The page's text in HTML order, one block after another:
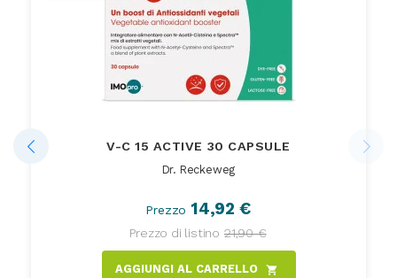
V-C 15 ACTIVE 30 CAPSULE
Dr. Reckeweg
Prezzo 14,92 €
Prezzo di listino 21,90 €
AGGIUNGI AL CARRELLO shopping_cart